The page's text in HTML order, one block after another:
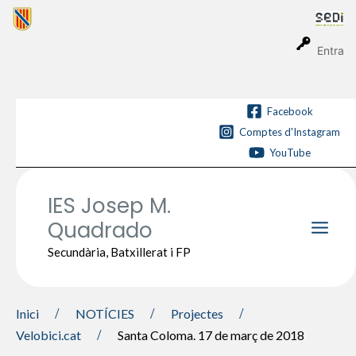
Entra
Vés
Facebook
Comptes d'Instagram
YouTube
IES Josep M.
Quadrado
Secundària, Batxillerat i FP
Inici NOTÍCIES
Projectes
Velobici.cat
Santa Coloma. 17 de març de 2018